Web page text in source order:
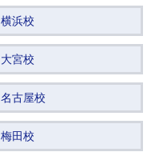
横浜校
大宮校
名古屋校
梅田校